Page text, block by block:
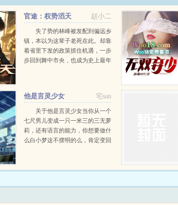
赵小二
官途：权势滔天
失了势的林峰被发配到偏远乡
镇，本以为这辈子老死在此。却靠
着省里下发的政策抓住机遇，一步
步回到舞中市央，也成为史上最年
宅san
他是言灵少女
关于他是言灵少女当你从一个
七尺男儿变成一只一米三的三无萝
莉，还有语言的能力，你想要做什
么白小梦这不摆明的么，肯定变回